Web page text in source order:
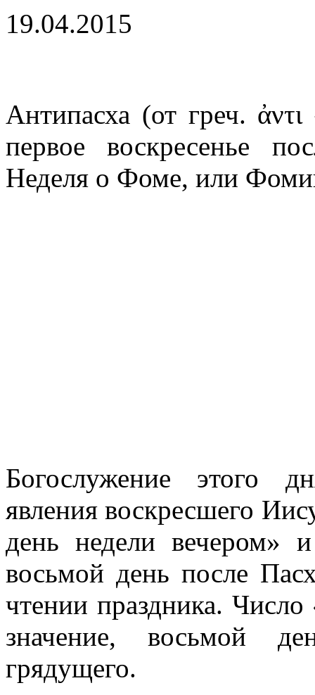
19.04.2015
Антипасха (от греч.
первое воскресенье
Неделя о Фоме, или
Богослужение этого
явления воскресшего
день недели вечером»
восьмой день после
чтении праздника.
значение, восьмой
грядущего.